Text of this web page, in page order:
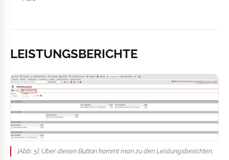
LEISTUNGSBERICHTE
[Abb. 5]: Über diesen Button kommt man zu den Leistungsberichten.